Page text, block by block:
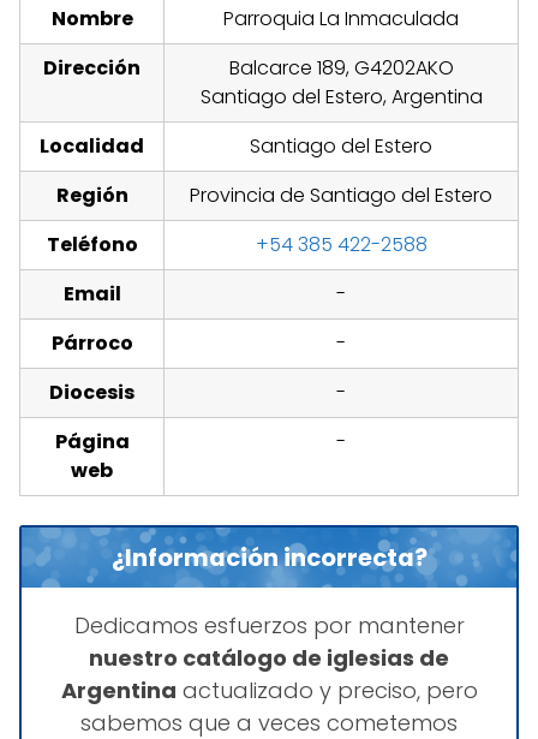
Nombre
Parroquia La Inmaculada
Dirección
Balcarce 189, G4202AKO
Santiago del Estero, Argentina
Localidad
Santiago del Estero
Región
Provincia de Santiago del Estero
Teléfono
+54 385 422-2588
Email
-
Párroco
-
Diocesis
-
Página
web
-
¿Información incorrecta?
Dedicamos esfuerzos por mantener
nuestro catálogo de iglesias de
Argentina actualizado y preciso, pero
sabemos que a veces cometemos